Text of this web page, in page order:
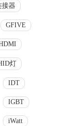
接器
GFIVE
灯
IDT
IGBT
iWatt